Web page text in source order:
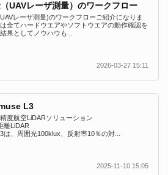
UAVレーザ測量）のワークフロー
レーザ測量)のワークフローご紹介になりま
全てハードウエアやソフトウエアの動作確認を
果としてノウハウも...
2026-03-27 15:11
L3
度航空LiDARソリューション
離LiDAR
は、周囲光100klux、反射率10％の対...
2025-11-10 15:05